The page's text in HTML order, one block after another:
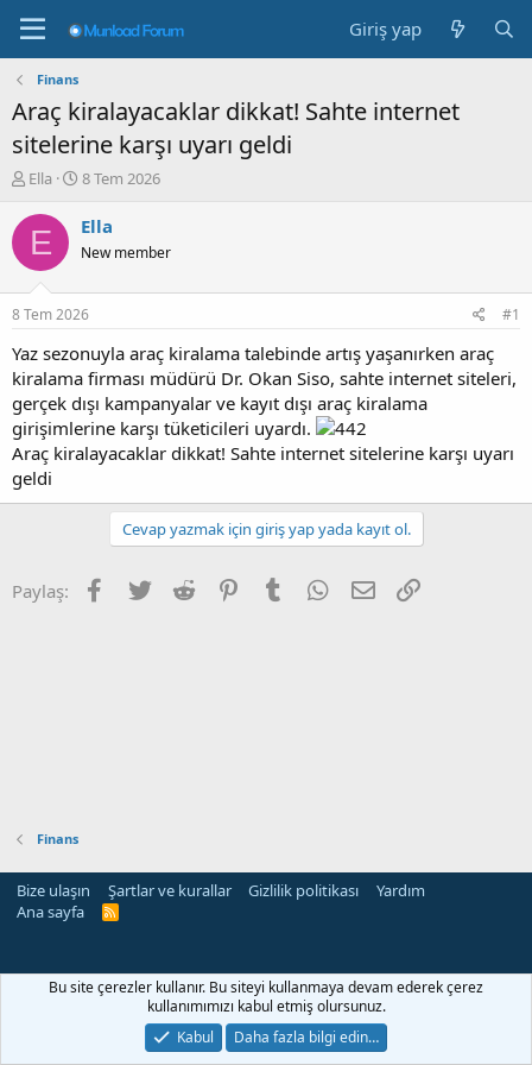
Giriş yap
Finans
Araç kiralayacaklar dikkat! Sahte internet
sitelerine karşı uyarı geldi
K
n
b
u
u
b
a
l
a
t
a
n
Ella
B
ş
a
g
ı
ç
a
r
i
h
8 Tem 2026
E Ella
New member
8 Tem 2026 #1
Yaz sezonuyla araç kiralama talebinde artış yaşanırken araç
kiralama firması müdürü Dr. Okan Siso, sahte internet siteleri,
gerçek dışı kampanyalar ve kayıt dışı araç kiralama
girişimlerine karşı tüketicileri uyardı.
Araç kiralayacaklar dikkat! Sahte internet sitelerine karşı uyarı
geldi
Cevap yazmak için giriş yap yada kayıt ol.
Paylaş: Facebook
Twitter Reddit PinterestTumblr WhatsApp
E-posta
Finans
Bize ulaşın Şartlar ve kurallar Gizlilik politikası
Yardım
Ana sayfa
R
Bu site çerezler kullanır. Bu siteyi kullanmaya devam ederek çerez
kullanımımızı kabul etmiş olursunuz.
Kabul
Daha fazla bilgi edin…